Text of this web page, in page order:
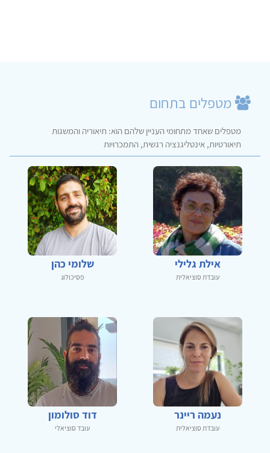
מטפלים בתחום
מטפלים שאחד מתחומי העניין שלהם הוא: תיאוריה והמשגות
תיאורטיות, אינטליגנציה רגשית, התמכרויות
אילת גלילי
עובדת סוציאלית
שלומי כהן
פסיכולוג
נעמה ריינר
עובדת סוציאלית
דוד סולומון
עובד סוציאלי